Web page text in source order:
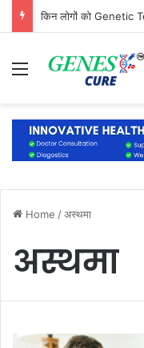
Menu
Home /अस्थमा
अस्थमा